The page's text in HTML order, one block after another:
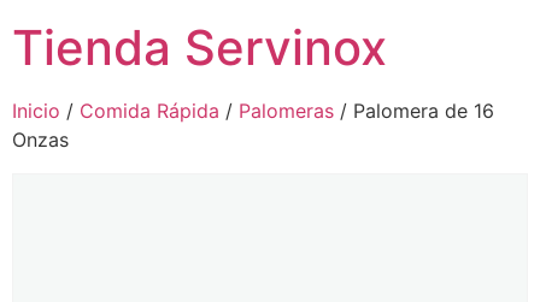
Tienda Servinox
Inicio / Comida Rápida / Palomeras / Palomera de 16
Onzas